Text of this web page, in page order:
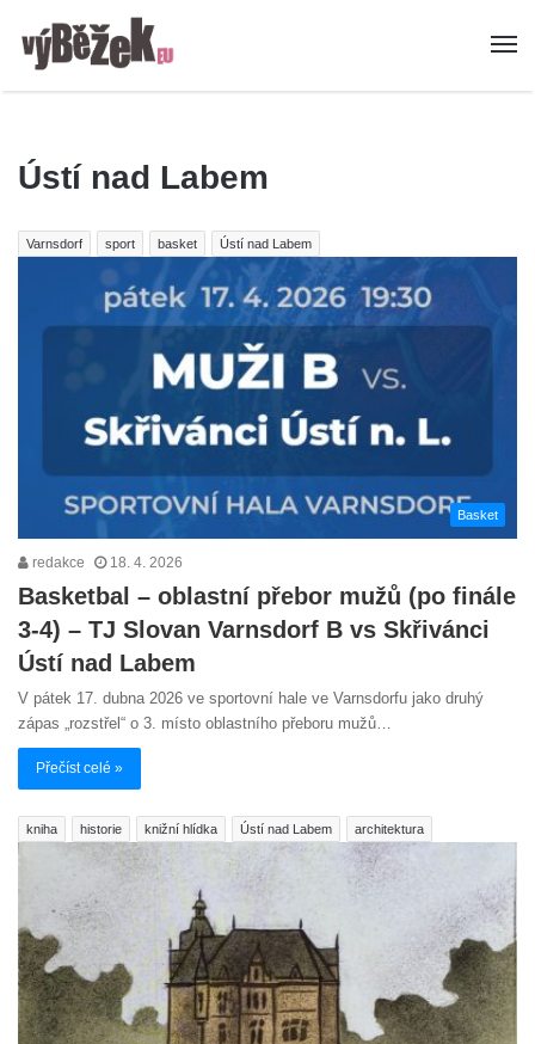
Ústí nad Labem
Varnsdorf sport basket Ústí nad Labem
Basket
redakce 18. 4. 2026
Basketbal – oblastní přebor mužů (po finále
3-4) – TJ Slovan Varnsdorf B vs Skřivánci
Ústí nad Labem
V pátek 17. dubna 2026 ve sportovní hale ve Varnsdorfu jako druhý
zápas „rozstřel“ o 3. místo oblastního přeboru mužů…
Přečíst celé »
kniha historie knižní hlídka Ústí nad Labem architektura